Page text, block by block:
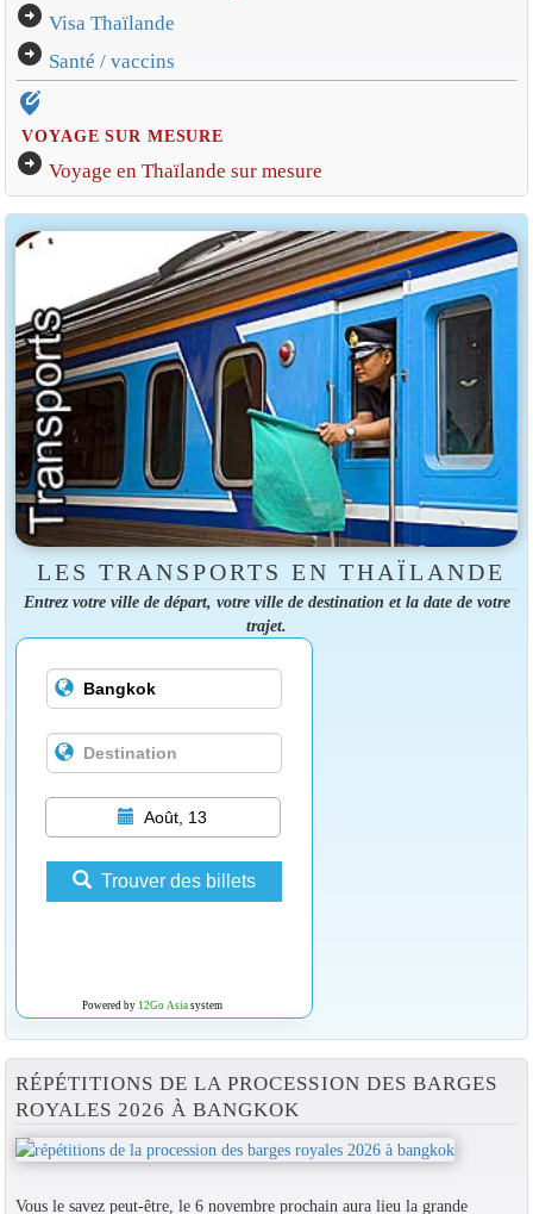
arrow_circle_right Visa Thaïlande
arrow_circle_right Santé / vaccins
edit_location_alt
VOYAGE SUR MESURE
arrow_circle_right Voyage en Thaïlande sur mesure
LES TRANSPORTS EN THAÏLANDE
Entrez votre ville de départ, votre ville de destination et la date de votre
trajet.
Août, 13
Trouver des billets
Powered by 12Go Asiasystem
RÉPÉTITIONS DE LA PROCESSION DES BARGES
ROYALES 2026 À BANGKOK
Vous le savez peut-être, le 6 novembre prochain aura lieu la grande